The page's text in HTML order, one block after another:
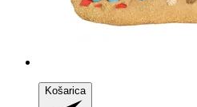
Košarica